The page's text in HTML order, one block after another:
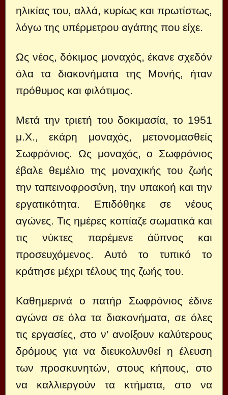
ηλικίας του, αλλά, κυρίως και πρωτίστως,
λόγω της υπέρμετρου αγάπης που είχε.
Ως νέος, δόκιμος μοναχός, έκανε σχεδόν
όλα τα διακονήματα της Μονής, ήταν
πρόθυμος και φιλότιμος.
Μετά την τριετή του δοκιμασία, το 1951
μ.Χ., εκάρη μοναχός, μετονομασθείς
Σωφρόνιος. Ως μοναχός, ο Σωφρόνιος
έβαλε θεμέλιο της μοναχικής του ζωής
την ταπεινοφροσύνη, την υπακοή και την
εργατικότητα. Επιδόθηκε σε νέους
αγώνες. Τις ημέρες κοπίαζε σωματικά και
τις νύκτες παρέμενε άϋπνος και
προσευχόμενος. Αυτό το τυπικό το
κράτησε μέχρι τέλους της ζωής του.
Καθημερινά ο πατήρ Σωφρόνιος έδινε
αγώνα σε όλα τα διακονήματα, σε όλες
τις εργασίες, στο ν’ ανοίξουν καλύτερους
δρόμους για να διευκολυνθεί η έλευση
των προσκυνητών, στους κήπους, στο
να καλλιεργούν τα κτήματα, στο να